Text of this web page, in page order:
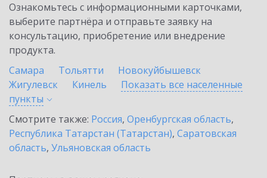
Ознакомьтесь с информационными карточками,
выберите партнёра и отправьте заявку на
консультацию, приобретение или внедрение
продукта.
Самара
Тольятти
Новокуйбышевск
Жигулевск
Кинель
Показать все населенные
пункты
Смотрите также: Россия, Оренбургская область,
Республика Татарстан (Татарстан), Саратовская
область, Ульяновская область